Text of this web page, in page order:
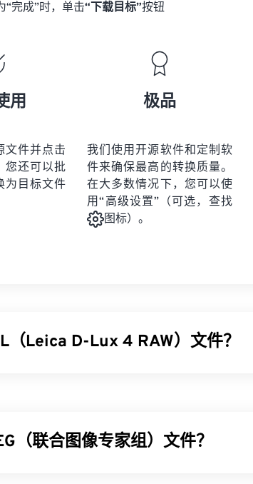
“完成”时，单击“下载目标”按钮
用
文件并点击
您还可以批
为目标文件
极品
我们使用开源软件和定制软
件来确保最高的转换质量。
在大多数情况下，您可以使
用“高级设置”（可选，查找
图标）。
（Leica D-Lux 4 RAW）文件？
文件？
（联合图像专家组）文件？